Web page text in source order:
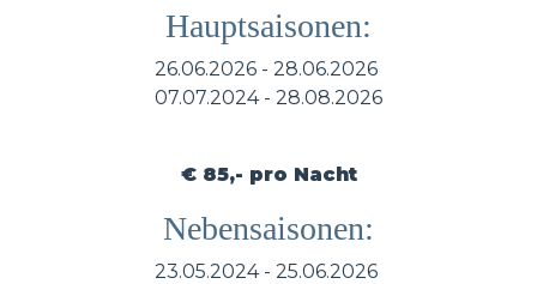
Hauptsaisonen:
26.06.2026 - 28.06.2026
07.07.2024 - 28.08.2026
€ 85,- pro Nacht
Nebensaisonen:
23.05.2024 - 25.06.2026